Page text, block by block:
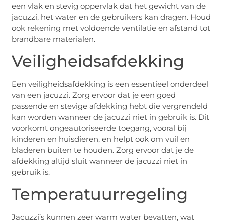
een vlak en stevig oppervlak dat het gewicht van de
jacuzzi, het water en de gebruikers kan dragen. Houd
ook rekening met voldoende ventilatie en afstand tot
brandbare materialen.
Veiligheidsafdekking
Een veiligheidsafdekking is een essentieel onderdeel
van een jacuzzi. Zorg ervoor dat je een goed
passende en stevige afdekking hebt die vergrendeld
kan worden wanneer de jacuzzi niet in gebruik is. Dit
voorkomt ongeautoriseerde toegang, vooral bij
kinderen en huisdieren, en helpt ook om vuil en
bladeren buiten te houden. Zorg ervoor dat je de
afdekking altijd sluit wanneer de jacuzzi niet in
gebruik is.
Temperatuurregeling
Jacuzzi’s kunnen zeer warm water bevatten, wat